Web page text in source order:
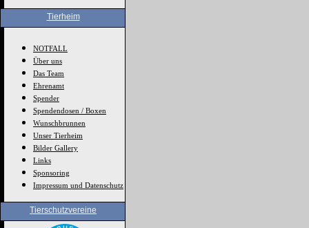
Tierheim
NOTFALL
Über uns
Das Team
Ehrenamt
Spender
Spendendosen / Boxen
Wunschbrunnen
Unser Tierheim
Bilder Gallery
Links
Sponsoring
Impressum und Datenschutz
Tierschutzvereine